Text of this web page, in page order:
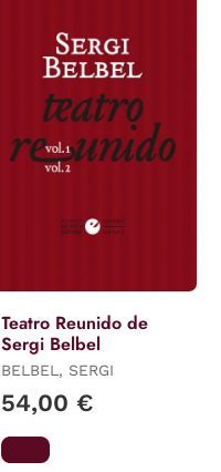
Teatro Reunido de
Sergi Belbel
BELBEL, SERGI
54,00 €